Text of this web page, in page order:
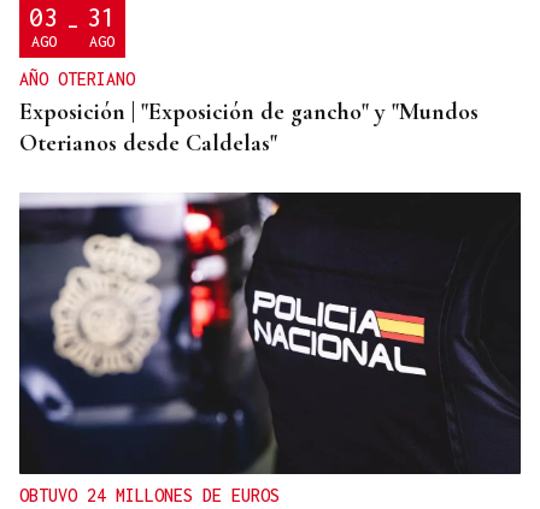
03
AGO - 31
AGO
AÑO OTERIANO
Exposición | "Exposición de gancho" y "Mundos
Oterianos desde Caldelas"
OBTUVO 24 MILLONES DE EUROS